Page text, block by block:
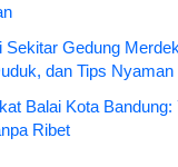
Sekitar Gedung
dan Tips Nyaman
Balai Kota
Ribet